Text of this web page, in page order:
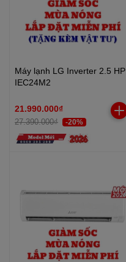
Máy lạnh LG Inverter 2.5 HP
IEC24M2
21.990.000₫
27.390.000₫ -20%